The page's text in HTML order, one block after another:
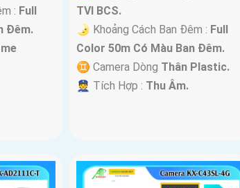
: Full
Ðêm.
TVI BCS.
🌛 Khoảng Cách Ban Đêm : Full
Color 50m Có Màu Ban Ðêm.
♊ Camera Dòng Thân Plastic.
️👮 Tích Hợp : Thu Âm.